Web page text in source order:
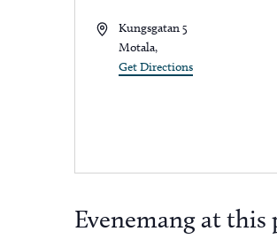
AddressKungsgatan 5
Motala,
Get Directions
Evenemang at this